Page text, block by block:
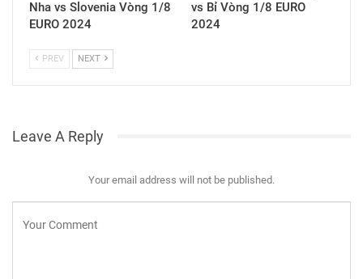
Nha vs Slovenia Vòng 1/8
EURO 2024
vs Bỉ Vòng 1/8 EURO
2024
PREV NEXT
Leave A Reply
Your email address will not be published.